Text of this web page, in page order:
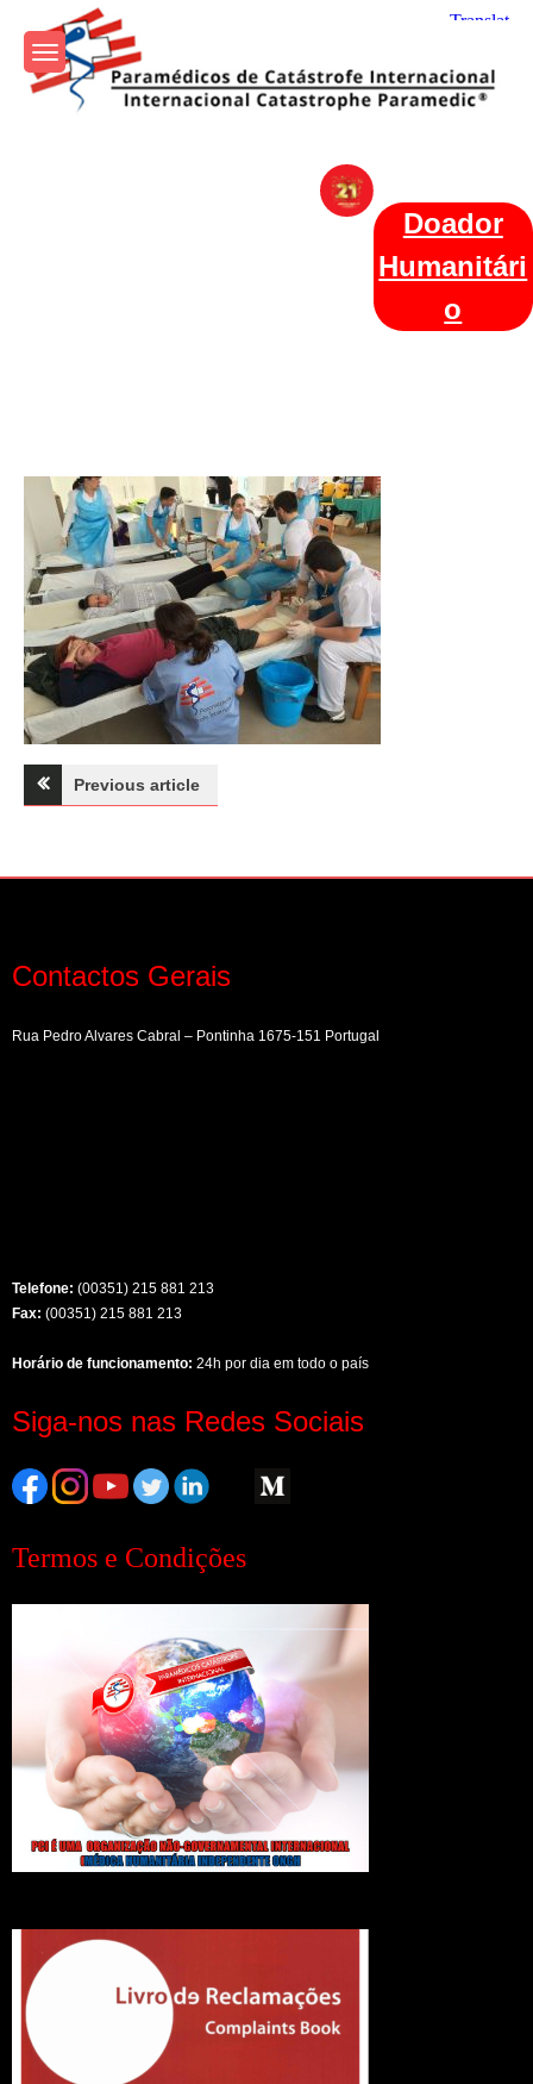
content
Internacional
Doador
Humanitári
o
Navegação
artigos
Previous article
Contactos Gerais
Rua Pedro Alvares Cabral – Pontinha 1675-151 Portugal
Telefone: (00351) 215 881 213
Fax: (00351) 215 881 213
Horário de funcionamento: 24h por dia em todo o país
Siga-nos nas Redes Sociais
Termos e Condições